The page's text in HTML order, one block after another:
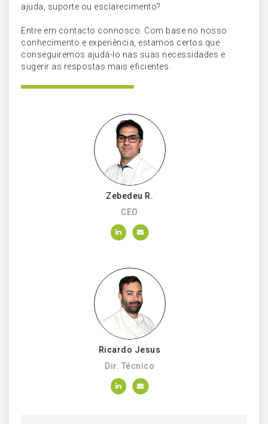
ajuda, suporte ou esclarecimento?
Entre em contacto connosco. Com base no nosso
conhecimento e experiência, estamos certos que
conseguiremos ajudá-lo nas suas necessidades e
sugerir as respostas mais eficientes.
Zebedeu R.
CEO
Ricardo Jesus
Dir. Técnico